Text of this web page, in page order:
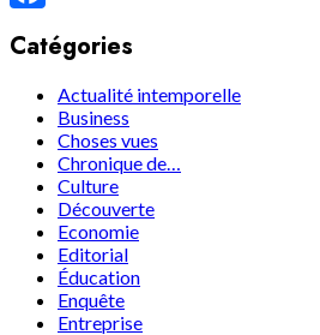
Catégories
Actualité intemporelle
Business
Choses vues
Chronique de…
Culture
Découverte
Economie
Editorial
Éducation
Enquête
Entreprise